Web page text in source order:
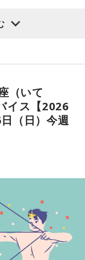
ものと不要なもの
。
め・みやび）
題に。占いや開運
uranai.jp/
（いて
イス【2026
（日）今週